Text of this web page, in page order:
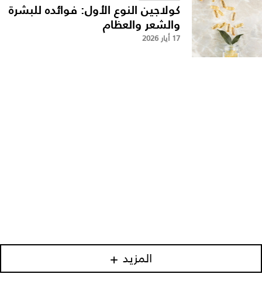
كولاجين النوع الأول: فوائده للبشرة
والشعر والعظام
17 أيار 2026
المزيد